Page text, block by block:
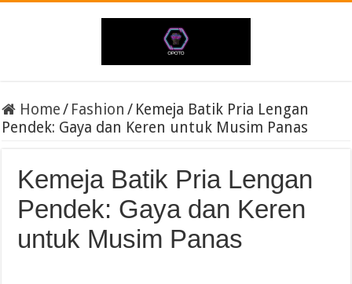
Home/ Fashion / Kemeja Batik Pria Lengan
Pendek: Gaya dan Keren untuk Musim Panas
Kemeja Batik Pria Lengan
Pendek: Gaya dan Keren
untuk Musim Panas